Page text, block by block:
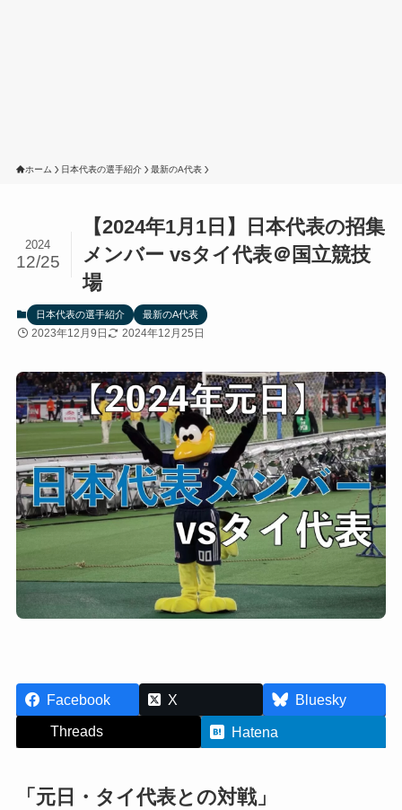
ホーム 日本代表の選手紹介 最新のA代表
【2024年1月1日】日本代表の招集
メンバー vsタイ代表＠国立競技
場
2024
12/25
日本代表の選手紹介 最新のA代表
2023年12月9日 2024年12月25日
Facebook X
Bluesky
Threads
Hatena
「元日・タイ代表との対戦」